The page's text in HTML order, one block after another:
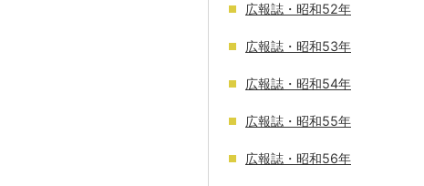
広報誌・昭和52年
広報誌・昭和53年
広報誌・昭和54年
広報誌・昭和55年
広報誌・昭和56年